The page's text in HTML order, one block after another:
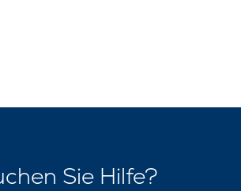
Sie Hilfe?